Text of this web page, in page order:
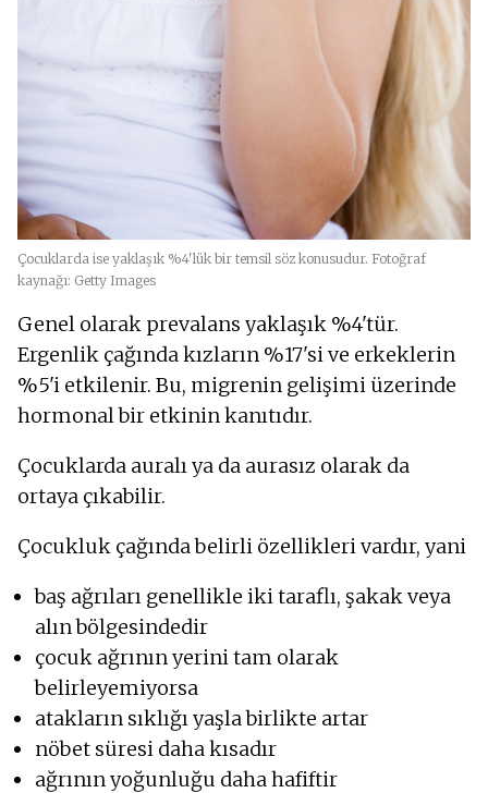
Çocuklarda ise yaklaşık %4'lük bir temsil söz konusudur. Fotoğraf
kaynağı: Getty Images
Genel olarak prevalans yaklaşık %4'tür.
Ergenlik çağında kızların %17'si ve erkeklerin
%5'i etkilenir. Bu, migrenin gelişimi üzerinde
hormonal bir etkinin kanıtıdır.
Çocuklarda auralı ya da aurasız olarak da
ortaya çıkabilir.
Çocukluk çağında belirli özellikleri vardır, yani
baş ağrıları genellikle iki taraflı, şakak veya
alın bölgesindedir
çocuk ağrının yerini tam olarak
belirleyemiyorsa
atakların sıklığı yaşla birlikte artar
nöbet süresi daha kısadır
ağrının yoğunluğu daha hafiftir